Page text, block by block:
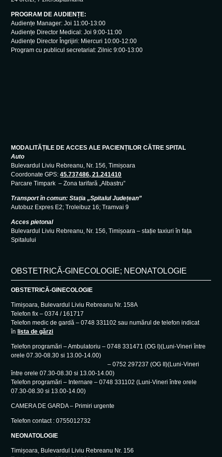
PROGRAM DE AUDIENȚE:
Audiențe Manager: Joi 11:00-13:00
Audiențe Director Medical: Joi 9:00-11:00
Audiențe Director Îngrijiri: Miercuri 10:00-12:00
Program cu publicul secretariat: Zilnic 9:00-13:00
MODALITĂȚILE DE ACCES ALE PACIENȚILOR CĂTRE SPITAL
Auto
Bulevardul Liviu Rebreanu, Nr. 156, Timișoara
Coordonate GPS:45.737486, 21.241410
Parcare Timpark – Zona tarifară „Albastru”
Transport în comun: Stația „Spitalul Județean”
Autobuz Expres E2; Troleibuz 16; Tramvai 9
Acces pietonal
Bulevardul Liviu Rebreanu, Nr. 156, Timișoara – stație taxiuri în fața
Spitalului
OBSTETRICĂ-GINECOLOGIE; NEONATOLOGIE
OBSTETRICĂ-GINECOLOGIE
Timișoara, Bulevardul Liviu Rebreanu Nr. 158A
Telefon fix – 0374 / 161717
Telefon medic de gardă – 0748 331102 sau numărul de telefon indicat
în lista de gărzi
Telefon programări – Ambulatoriu – 0748 331471 (OG I)(Luni-Vineri între
orele 07.30-08.30 si 13.00-14.00)
– 0752 297237 (OG II)(Luni-Vineri
între orele 07.30-08.30 si 13.00-14.00)
Telefon programări – Internare – 0748 331102 (Luni-Vineri între orele
07.30-08.30 si 13.00-14.00)
CAMERA DE GARDA – Primiri urgente
Telefon contact : 0755012732
NEONATOLOGIE
Timișoara, Bulevardul Liviu Rebreanu Nr. 156